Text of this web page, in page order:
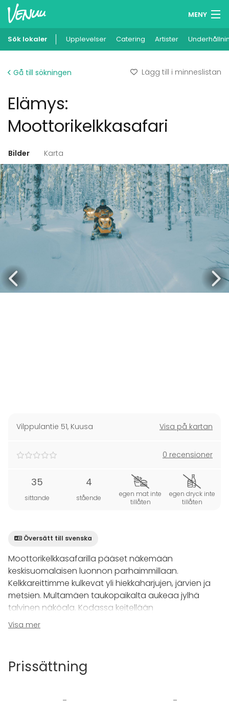
MENY
Minneslista
Sök lokaler Upplevelser Catering Artister
Gå till sökningen Lägg till i minneslistan
Elämys:
Moottorikelkkasafari
Bilder Karta
Vilppulantie 51, Kuusa Visa på kartan
0 recensioner
35
sittande
4
stående
egen mat inte
tillåten
egen dryck inte
tillåten
Översätt till svenska
Moottorikelkkasafarilla pääset näkemään
keskisuomalaisen luonnon parhaimmillaan.
Kelkkareittimme kulkevat yli hiekkaharjujen, järvien ja
metsien. Multamäen taukopaikalta aukeaa jylhä
talvinen näköala. Kodassa keitellään
nokipannukahvit ja nautitaan retkieväät.
kelkkailuvarusteet (haalari, kengät, kypärähuppu,
Visa mer
Prissättning
- -